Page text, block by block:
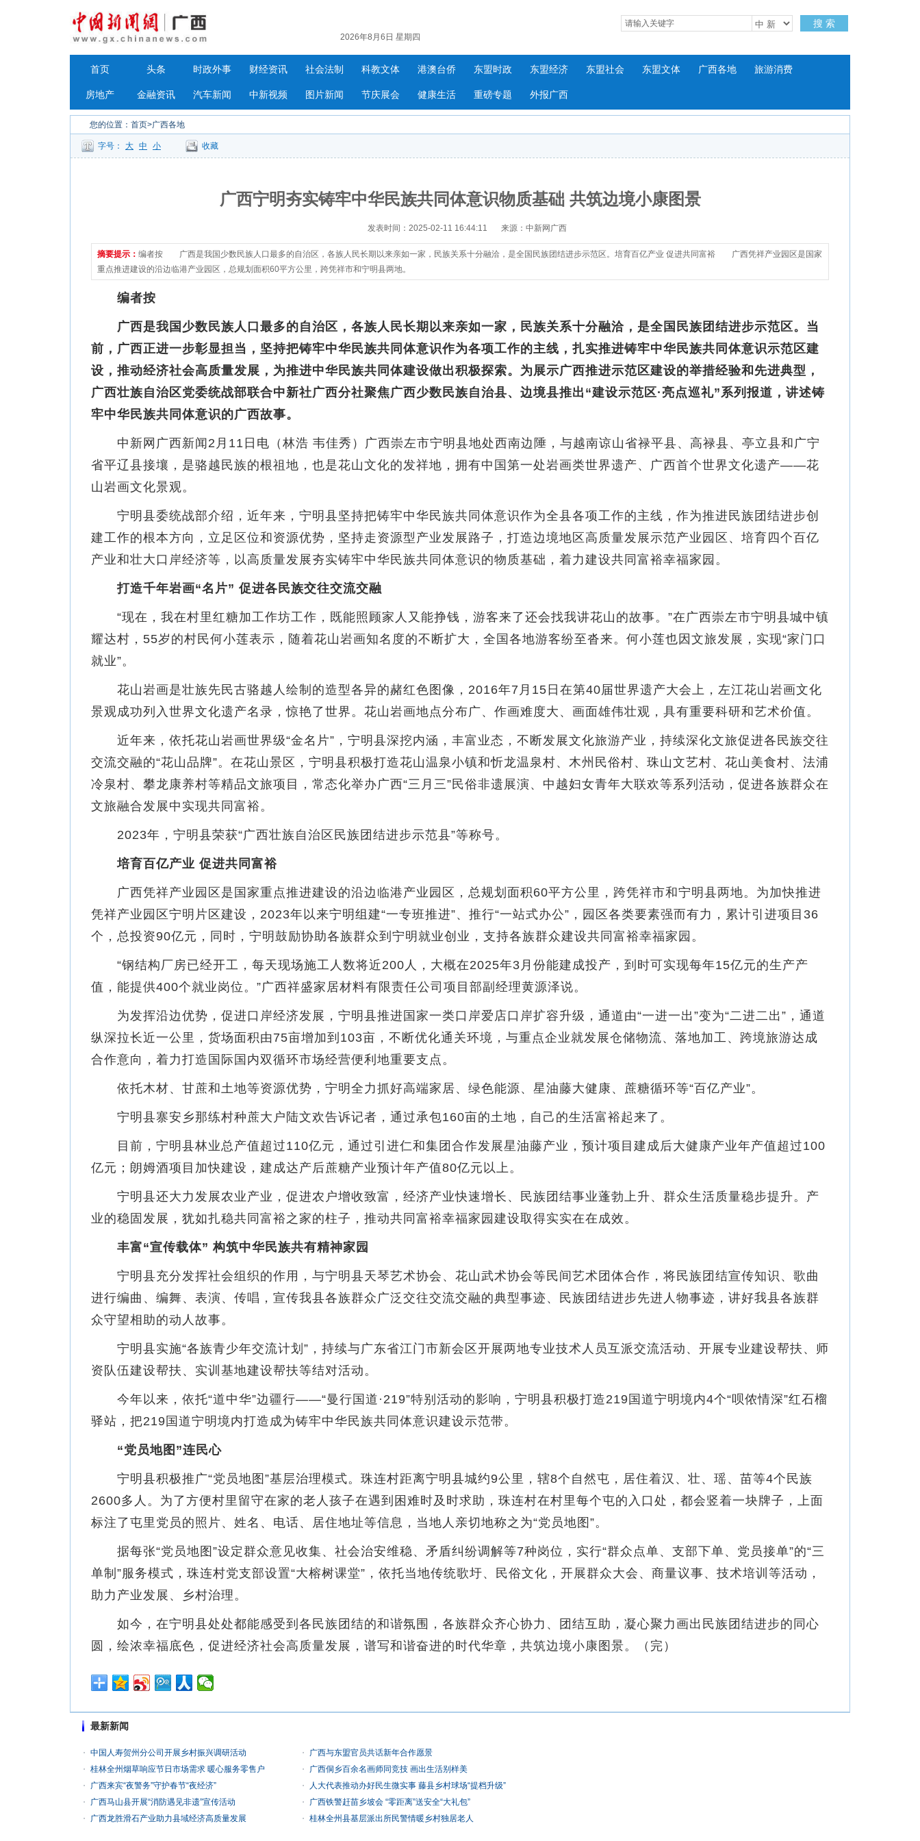
2026年8月6日 星期四
搜 索
首页 头条 时政外事 财经资讯 社会法制 科教文体 港澳台侨 东盟时政 东盟经济 东盟社会 东盟文体 广西各地 旅游消费
房地产 金融资讯 汽车新闻 中新视频 图片新闻 节庆展会 健康生活 重磅专题 外报广西
您的位置： 首页>广西各地
字号： 大 中 小 收藏
广西宁明夯实铸牢中华民族共同体意识物质基础 共筑边境小康图景
发表时间：2025-02-11 16:44:11 来源：中新网广西
摘要提示： 编者按 广西是我国少数民族人口最多的自治区，各族人民长期以来亲如一家，民族关系十分融洽，是全国民族团结进步示范区。培育百亿产业 促进共同富裕 广西凭祥产业园区是国家
重点推进建设的沿边临港产业园区，总规划面积60平方公里，跨凭祥市和宁明县两地。
编者按
广西是我国少数民族人口最多的自治区，各族人民长期以来亲如一家，民族关系十分融洽，是全国民族团结进步示范区。当
前，广西正进一步彰显担当，坚持把铸牢中华民族共同体意识作为各项工作的主线，扎实推进铸牢中华民族共同体意识示范区建
设，推动经济社会高质量发展，为推进中华民族共同体建设做出积极探索。为展示广西推进示范区建设的举措经验和先进典型，
广西壮族自治区党委统战部联合中新社广西分社聚焦广西少数民族自治县、边境县推出“建设示范区·亮点巡礼”系列报道，讲述铸
牢中华民族共同体意识的广西故事。
中新网广西新闻2月11日电（林浩 韦佳秀）广西崇左市宁明县地处西南边陲，与越南谅山省禄平县、高禄县、亭立县和广宁
省平辽县接壤，是骆越民族的根祖地，也是花山文化的发祥地，拥有中国第一处岩画类世界遗产、广西首个世界文化遗产——花
山岩画文化景观。
宁明县委统战部介绍，近年来，宁明县坚持把铸牢中华民族共同体意识作为全县各项工作的主线，作为推进民族团结进步创
建工作的根本方向，立足区位和资源优势，坚持走资源型产业发展路子，打造边境地区高质量发展示范产业园区、培育四个百亿
产业和壮大口岸经济等，以高质量发展夯实铸牢中华民族共同体意识的物质基础，着力建设共同富裕幸福家园。
打造千年岩画“名片” 促进各民族交往交流交融
“现在，我在村里红糖加工作坊工作，既能照顾家人又能挣钱，游客来了还会找我讲花山的故事。”在广西崇左市宁明县城中镇
耀达村，55岁的村民何小莲表示，随着花山岩画知名度的不断扩大，全国各地游客纷至沓来。何小莲也因文旅发展，实现“家门口
就业”。
花山岩画是壮族先民古骆越人绘制的造型各异的赭红色图像，2016年7月15日在第40届世界遗产大会上，左江花山岩画文化
景观成功列入世界文化遗产名录，惊艳了世界。花山岩画地点分布广、作画难度大、画面雄伟壮观，具有重要科研和艺术价值。
近年来，依托花山岩画世界级“金名片”，宁明县深挖内涵，丰富业态，不断发展文化旅游产业，持续深化文旅促进各民族交往
交流交融的“花山品牌”。在花山景区，宁明县积极打造花山温泉小镇和忻龙温泉村、木州民俗村、珠山文艺村、花山美食村、法浦
冷泉村、攀龙康养村等精品文旅项目，常态化举办广西“三月三”民俗非遗展演、中越妇女青年大联欢等系列活动，促进各族群众在
文旅融合发展中实现共同富裕。
2023年，宁明县荣获“广西壮族自治区民族团结进步示范县”等称号。
培育百亿产业 促进共同富裕
广西凭祥产业园区是国家重点推进建设的沿边临港产业园区，总规划面积60平方公里，跨凭祥市和宁明县两地。为加快推进
凭祥产业园区宁明片区建设，2023年以来宁明组建“一专班推进”、推行“一站式办公”，园区各类要素强而有力，累计引进项目36
个，总投资90亿元，同时，宁明鼓励协助各族群众到宁明就业创业，支持各族群众建设共同富裕幸福家园。
“钢结构厂房已经开工，每天现场施工人数将近200人，大概在2025年3月份能建成投产，到时可实现每年15亿元的生产产
值，能提供400个就业岗位。”广西祥盛家居材料有限责任公司项目部副经理黄源泽说。
为发挥沿边优势，促进口岸经济发展，宁明县推进国家一类口岸爱店口岸扩容升级，通道由“一进一出”变为“二进二出”，通道
纵深拉长近一公里，货场面积由75亩增加到103亩，不断优化通关环境，与重点企业就发展仓储物流、落地加工、跨境旅游达成
合作意向，着力打造国际国内双循环市场经营便利地重要支点。
依托木材、甘蔗和土地等资源优势，宁明全力抓好高端家居、绿色能源、星油藤大健康、蔗糖循环等“百亿产业”。
宁明县寨安乡那练村种蔗大户陆文欢告诉记者，通过承包160亩的土地，自己的生活富裕起来了。
目前，宁明县林业总产值超过110亿元，通过引进仁和集团合作发展星油藤产业，预计项目建成后大健康产业年产值超过100
亿元；朗姆酒项目加快建设，建成达产后蔗糖产业预计年产值80亿元以上。
宁明县还大力发展农业产业，促进农户增收致富，经济产业快速增长、民族团结事业蓬勃上升、群众生活质量稳步提升。产
业的稳固发展，犹如扎稳共同富裕之家的柱子，推动共同富裕幸福家园建设取得实实在在成效。
丰富“宣传载体” 构筑中华民族共有精神家园
宁明县充分发挥社会组织的作用，与宁明县天琴艺术协会、花山武术协会等民间艺术团体合作，将民族团结宣传知识、歌曲
进行编曲、编舞、表演、传唱，宣传我县各族群众广泛交往交流交融的典型事迹、民族团结进步先进人物事迹，讲好我县各族群
众守望相助的动人故事。
宁明县实施“各族青少年交流计划”，持续与广东省江门市新会区开展两地专业技术人员互派交流活动、开展专业建设帮扶、师
资队伍建设帮扶、实训基地建设帮扶等结对活动。
今年以来，依托“道中华”边疆行——“曼行国道·219”特别活动的影响，宁明县积极打造219国道宁明境内4个“呗侬情深”红石榴
驿站，把219国道宁明境内打造成为铸牢中华民族共同体意识建设示范带。
“党员地图”连民心
宁明县积极推广“党员地图”基层治理模式。珠连村距离宁明县城约9公里，辖8个自然屯，居住着汉、壮、瑶、苗等4个民族
2600多人。为了方便村里留守在家的老人孩子在遇到困难时及时求助，珠连村在村里每个屯的入口处，都会竖着一块牌子，上面
标注了屯里党员的照片、姓名、电话、居住地址等信息，当地人亲切地称之为“党员地图”。
据每张“党员地图”设定群众意见收集、社会治安维稳、矛盾纠纷调解等7种岗位，实行“群众点单、支部下单、党员接单”的“三
单制”服务模式，珠连村党支部设置“大榕树课堂”，依托当地传统歌圩、民俗文化，开展群众大会、商量议事、技术培训等活动，
助力产业发展、乡村治理。
如今，在宁明县处处都能感受到各民族团结的和谐氛围，各族群众齐心协力、团结互助，凝心聚力画出民族团结进步的同心
圆，绘浓幸福底色，促进经济社会高质量发展，谱写和谐奋进的时代华章，共筑边境小康图景。（完）
最新新闻
中国人寿贺州分公司开展乡村振兴调研活动
广西与东盟官员共话新年合作愿景
桂林全州烟草响应节日市场需求 暖心服务零售户
广西侗乡百余名画师同竞技 画出生活别样美
广西来宾“夜警务”守护春节“夜经济”
人大代表推动办好民生微实事 藤县乡村球场“提档升级”
广西马山县开展“消防遇见非遗”宣传活动
广西铁警赶苗乡坡会 “零距离”送安全“大礼包”
广西龙胜滑石产业助力县域经济高质量发展
桂林全州县基层派出所民警情暖乡村独居老人